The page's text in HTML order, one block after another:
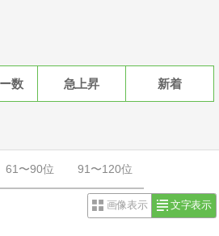
数 急上昇 新着
61〜90位 91〜120位
画像表示 文字表示